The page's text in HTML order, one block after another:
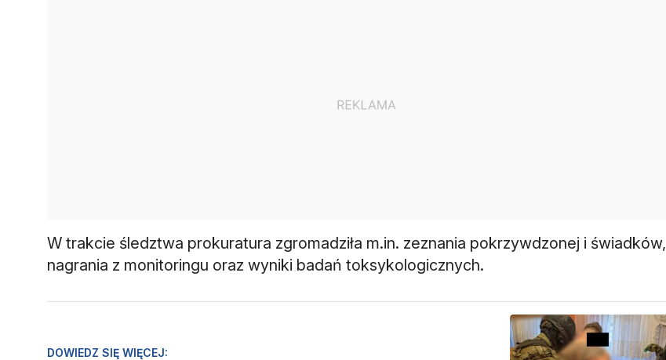
W trakcie śledztwa prokuratura zgromadziła m.in. zeznania pokrzywdzonej i świadków,
nagrania z monitoringu oraz wyniki badań toksykologicznych.
DOWIEDZ SIĘ WIĘCEJ: